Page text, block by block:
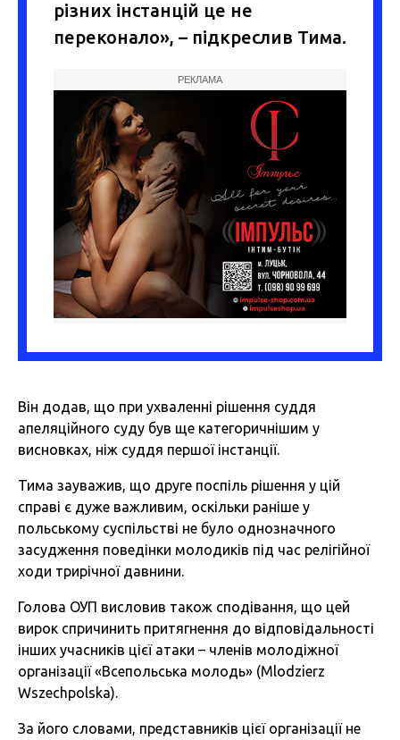
різних інстанцій це не
переконало», – підкреслив Тима.
РЕКЛАМА
Він додав, що при ухваленні рішення суддя
апеляційного суду був ще категоричнішим у
висновках, ніж суддя першої інстанції.
Тима зауважив, що друге поспіль рішення у цій
справі є дуже важливим, оскільки раніше у
польському суспільстві не було однозначного
засудження поведінки молодиків під час релігійної
ходи трирічної давнини.
Голова ОУП висловив також сподівання, що цей
вирок спричинить притягнення до відповідальності
інших учасників цієї атаки – членів молодіжної
організації «Всепольська молодь» (Mlodzierz
Wszechpolska).
За його словами, представників цієї організації не